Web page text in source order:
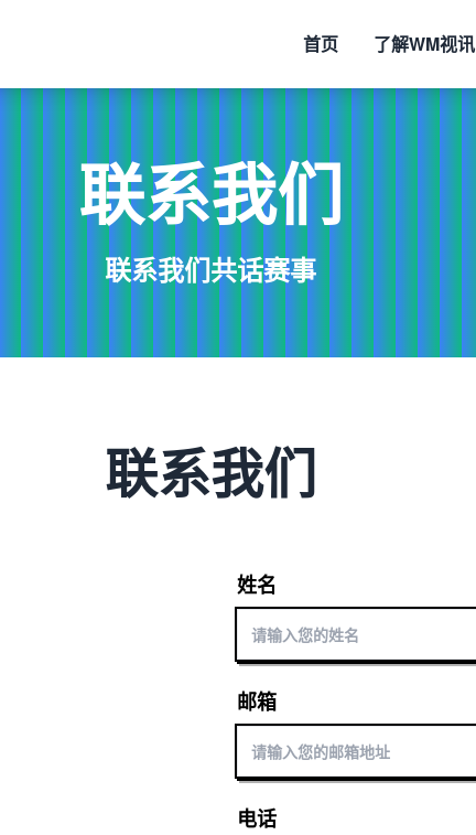
首页 了解WM视讯
联系我们
联系我们共话赛事
联系我们
姓名
邮箱
电话